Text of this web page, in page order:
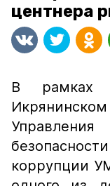
центнера
В рамках
коррупции